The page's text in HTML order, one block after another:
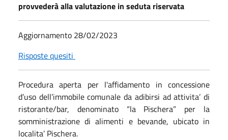
provvederà alla valutazione in seduta riservata
Aggiornamento 28/02/2023
Risposte quesiti
Procedura aperta per l'affidamento in concessione
d’uso dell’immobile comunale da adibirsi ad attivita’ di
ristorante/bar, denominato “la Pischera” per la
somministrazione di alimenti e bevande, ubicato in
localita’ Pischera.